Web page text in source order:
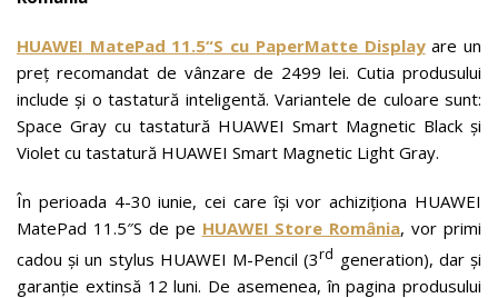
HUAWEI MatePad 11.5“S cu PaperMatte Displayare un
preț recomandat de vânzare de 2499 lei. Cutia produsului
include și o tastatură inteligentă. Variantele de culoare sunt:
Space Gray cu tastatură HUAWEI Smart Magnetic Black și
Violet cu tastatură HUAWEI Smart Magnetic Light Gray.
În perioada 4-30 iunie, cei care își vor achiziționa HUAWEI
MatePad 11.5″S de pe HUAWEI Store România, vor primi
cadou și un stylus HUAWEI M-Pencil (3rd generation), dar și
garanție extinsă 12 luni. De asemenea, în pagina produsului